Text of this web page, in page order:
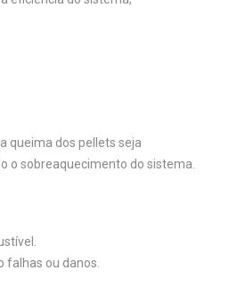
queima dos pellets seja
o sobreaquecimento do sistema.
ou danos.